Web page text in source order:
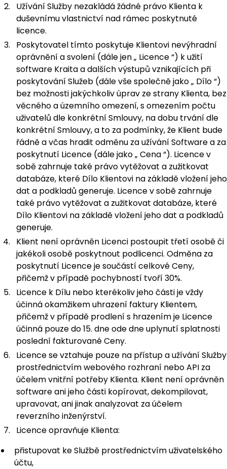
Užívání Služby nezakládá žádné právo Klienta k
duševnímu vlastnictví nad rámec poskytnuté
licence.
Poskytovatel tímto poskytuje Klientovi nevýhradní
oprávnění a svolení (dále jen „ Licence“) k užití
software Kraita a dalších výstupů vznikajících při
poskytování Služeb (dále vše společně jako „ Dílo“)
bez možnosti jakýchkoliv úprav ze strany Klienta, bez
věcného a územního omezení, s omezením počtu
uživatelů dle konkrétní Smlouvy, na dobu trvání dle
konkrétní Smlouvy, a to za podmínky, že Klient bude
řádně a včas hradit odměnu za užívání Software a za
poskytnutí Licence (dále jako „ Cena“). Licence v
sobě zahrnuje také právo vytěžovat a zužitkovat
databáze, které Dílo Klientovi na základě vložení jeho
dat a podkladů generuje. Licence v sobě zahrnuje
také právo vytěžovat a zužitkovat databáze, které
Dílo Klientovi na základě vložení jeho dat a podkladů
generuje.
Klient není oprávněn Licenci postoupit třetí osobě či
jakékoli osobě poskytnout podlicenci. Odměna za
poskytnutí Licence je součástí celkové Ceny,
přičemž v případě pochybností tvoří 30%.
Licence k Dílu nebo kterékoliv jeho části je vždy
účinná okamžikem uhrazení faktury Klientem,
přičemž v případě prodlení s hrazením je Licence
účinná pouze do 15. dne ode dne uplynutí splatnosti
poslední fakturované Ceny.
Licence se vztahuje pouze na přístup a užívání Služby
prostřednictvím webového rozhraní nebo API za
účelem vnitřní potřeby Klienta. Klient není oprávněn
software ani jeho části kopírovat, dekompilovat,
upravovat, ani jinak analyzovat za účelem
reverzního inženýrství.
Licence opravňuje Klienta:
přistupovat ke Službě prostřednictvím uživatelského
účtu,